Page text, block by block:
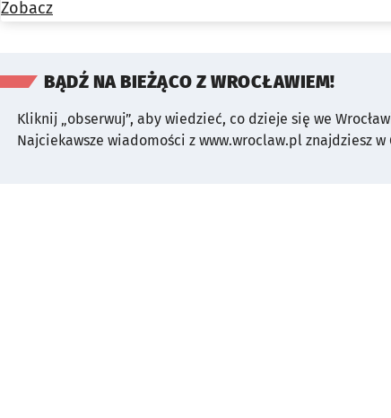
Zobacz
BĄDŹ NA BIEŻĄCO Z WROCŁAWIEM!
Kliknij „obserwuj”, aby wiedzieć, co dzieje się we
Najciekawsze wiadomości z www.wroclaw.pl znajdziesz w